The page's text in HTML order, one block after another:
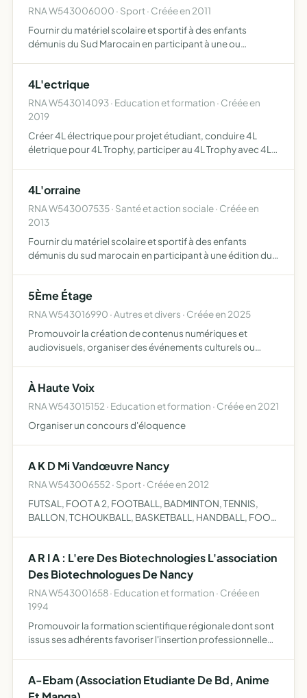
RNA W543006000 · Sport · Créée en 2011
Fournir du matériel scolaire et sportif à des enfants
démunis du Sud Marocain en participant à une ou
4L'ectrique
RNA W543014093 · Education et formation · Créée en
2019
Créer 4L électrique pour projet étudiant, conduire 4L
életrique pour 4L Trophy, participer au 4L Trophy avec 4L
4L'orraine
RNA W543007535 · Santé et action sociale · Créée en
2013
Fournir du matériel scolaire et sportif à des enfants
démunis du sud marocain en participant à une édition du
5Ème Étage
RNA W543016990 · Autres et divers · Créée en 2025
Promouvoir la création de contenus numériques et
audiovisuels, organiser des événements culturels ou
accompagner les jeunes c…
À Haute Voix
RNA W543015152 · Education et formation · Créée en 2021
Organiser un concours d'éloquence
A K D Mi Vandœuvre Nancy
RNA W543006552 · Sport · Créée en 2012
FUTSAL, FOOT A 2, FOOTBALL, BADMINTON, TENNIS,
BALLON, TCHOUKBALL, BASKETBALL, HANDBALL, FOOT
A R I A : L'ere Des Biotechnologies L'association
Des Biotechnologues De Nancy
RNA W543001658 · Education et formation · Créée en
1994
Promouvoir la formation scientifique régionale dont sont
issus ses adhérents favoriser l'insertion professionnelle
A-Ebam (Association Etudiante De Bd, Anime